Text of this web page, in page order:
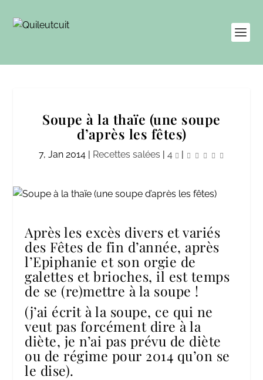
Soupe à la thaïe (une soupe
d’après les fêtes)
7, Jan 2014| Recettes salées | 4 |
Après les excès divers et variés
des Fêtes de fin d’année, après
l’Epiphanie et son orgie de
galettes etbrioches, il est temps
de se (re)mettre à la soupe !
(j’ai écrit à la soupe, ce qui ne
veut pas forcément dire à la
diète, je n’ai pas prévu de diète
ou de régime pour 2014 qu’on se
le dise).